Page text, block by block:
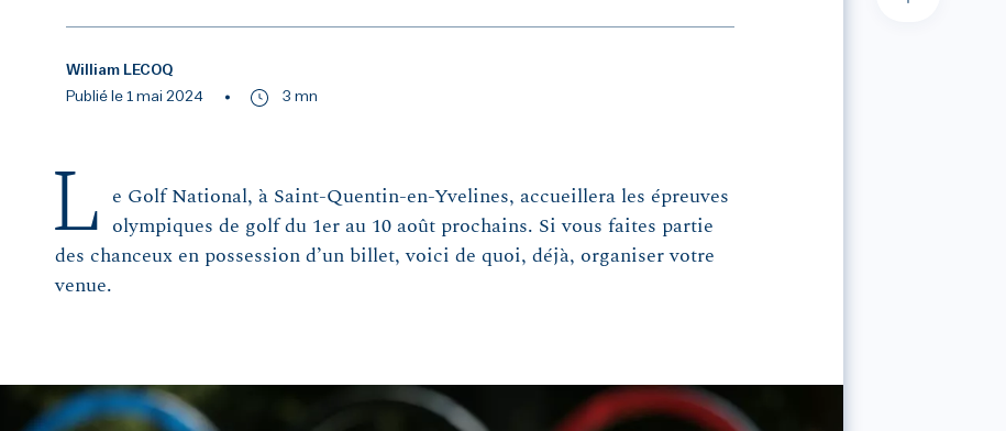
William LECOQ
Publié le 1 mai 2024
3 mn
L
e Golf National, à Saint-Quentin-en-Yvelines, accueillera les épreuves
olympiques de golf du 1er au 10 août prochains. Si vous faites partie
des chanceux en possession d’un billet, voici de quoi, déjà, organiser votre
venue.